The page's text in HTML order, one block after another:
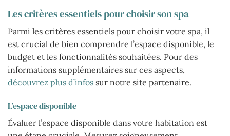
Les critères essentiels pour choisir son spa
Parmi les critères essentiels pour choisir votre spa, il
est crucial de bien comprendre l’espace disponible, le
budget et les fonctionnalités souhaitées. Pour des
informations supplémentaires sur ces aspects,
découvrez plus d’infos sur notre site partenaire.
L’espace disponible
Évaluer l’espace disponible dans votre habitation est